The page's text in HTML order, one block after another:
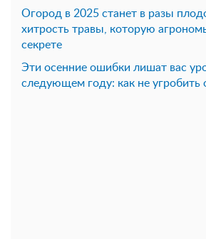
Огород в 2025 станет в разы
хитрость травы, которую
секрете
Эти осенние ошибки лишат вас
следующем году: как не угробить